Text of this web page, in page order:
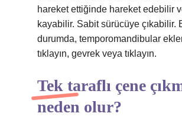
hareket ettiğinde hareket edebilir
kayabilir. Sabit sürücüye çıkabilir.
durumda, temporomandibular
tıklayın, gevrek veya tıklayın.
Tek taraflı çene
neden olur?